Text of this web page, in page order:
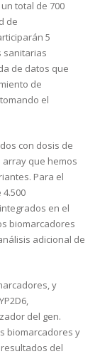
total de 700
de
5
sanitarias
de datos que
de
el
con dosis de
array que hemos
Para el
en el
biomarcadores
adicional de
y
del gen.
biomarcadores y
del